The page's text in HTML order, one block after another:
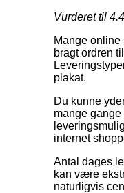
Vurderet til 4.4
Mange
bragt ordren
plakat.
Du kunne
mange
internet
Antal dages
kan være
naturligvis